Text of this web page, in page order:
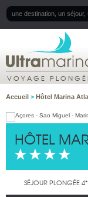
VOYAGE
Accueil > Hôtel Marina
HÔTEL
SÉJOUR PLONGÉE 4*